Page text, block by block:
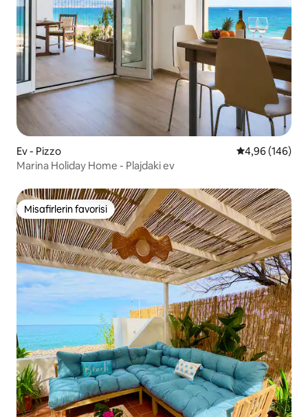
Ev - Pizzo 5 üzerinden
4,96 (146)
Marina Holiday Home - Plajdaki ev
Misafirlerin favorisi
Misafirlerin favorisi